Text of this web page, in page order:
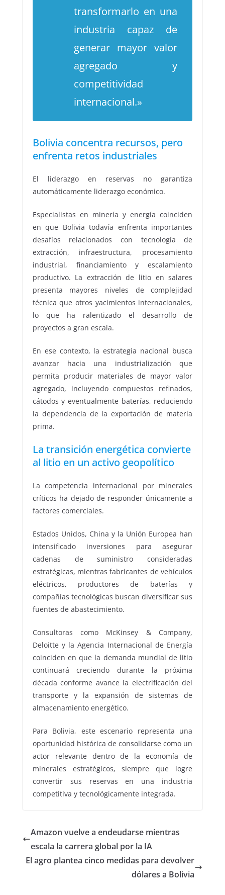
transformarlo en una
industria capaz de
generar mayor valor
agregado y
competitividad
internacional.»
Bolivia concentra recursos, pero
enfrenta retos industriales
El liderazgo en reservas no garantiza
automáticamente liderazgo económico.
Especialistas en minería y energía coinciden
en que Bolivia todavía enfrenta importantes
desafíos relacionados con tecnología de
extracción, infraestructura, procesamiento
industrial, financiamiento y escalamiento
productivo. La extracción de litio en salares
presenta mayores niveles de complejidad
técnica que otros yacimientos internacionales,
lo que ha ralentizado el desarrollo de
proyectos a gran escala.
En ese contexto, la estrategia nacional busca
avanzar hacia una industrialización que
permita producir materiales de mayor valor
agregado, incluyendo compuestos refinados,
cátodos y eventualmente baterías, reduciendo
la dependencia de la exportación de materia
prima.
La transición energética convierte
al litio en un activo geopolítico
La competencia internacional por minerales
críticos ha dejado de responder únicamente a
factores comerciales.
Estados Unidos, China y la Unión Europea han
intensificado inversiones para asegurar
cadenas de suministro consideradas
estratégicas, mientras fabricantes de vehículos
eléctricos, productores de baterías y
compañías tecnológicas buscan diversificar sus
fuentes de abastecimiento.
Consultoras como McKinsey & Company,
Deloitte y la Agencia Internacional de Energía
coinciden en que la demanda mundial de litio
continuará creciendo durante la próxima
década conforme avance la electrificación del
transporte y la expansión de sistemas de
almacenamiento energético.
Para Bolivia, este escenario representa una
oportunidad histórica de consolidarse como un
actor relevante dentro de la economía de
minerales estratégicos, siempre que logre
convertir sus reservas en una industria
competitiva y tecnológicamente integrada.
Amazon vuelve a endeudarse mientras
escala la carrera global por la IA
El agro plantea cinco medidas para devolver
dólares a Bolivia